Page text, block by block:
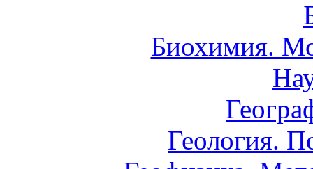
Биохимия.
Геология.